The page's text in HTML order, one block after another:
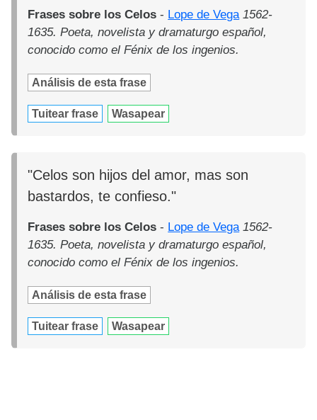
Frases sobre los Celos - Lope de Vega 1562-
1635. Poeta, novelista y dramaturgo español,
conocido como el Fénix de los ingenios.
Análisis de esta frase
Tuitear frase Wasapear
"Celos son hijos del amor, mas son
bastardos, te confieso."
Frases sobre los Celos - Lope de Vega 1562-
1635. Poeta, novelista y dramaturgo español,
conocido como el Fénix de los ingenios.
Análisis de esta frase
Tuitear frase Wasapear